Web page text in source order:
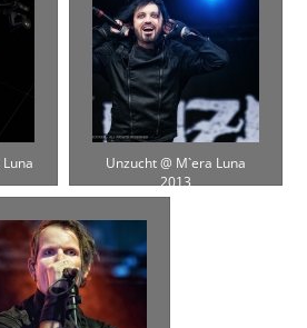
Unzucht @ M`era Luna
2013